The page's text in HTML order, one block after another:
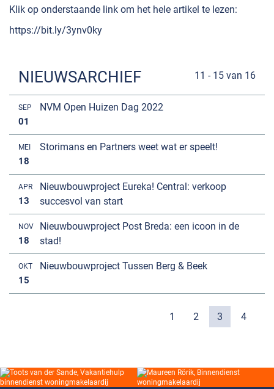
Klik op onderstaande link om het hele artikel te lezen:
https://bit.ly/3ynv0ky
NIEUWSARCHIEF 11 - 15 van 16
SEP
01
NVM Open Huizen Dag 2022
MEI
18
Storimans en Partners weet wat er speelt!
APR
13
Nieuwbouwproject Eureka! Central: verkoop
succesvol van start
NOV
18
Nieuwbouwproject Post Breda: een icoon in de
stad!
OKT
15
Nieuwbouwproject Tussen Berg & Beek
1 2 3 4